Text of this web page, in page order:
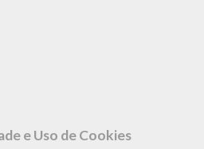
e Uso de Cookies